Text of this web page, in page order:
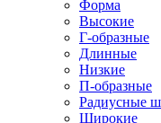
Форма
Высокие
Г-образные
Длинные
Низкие
П-образные
Радиусные
Широкие